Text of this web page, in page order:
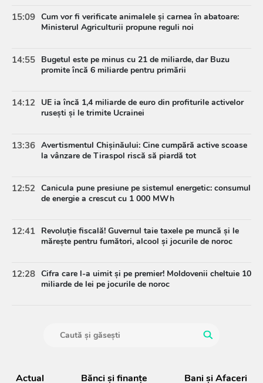
15:09 Cum vor fi verificate animalele și carnea în abatoare:
Ministerul Agriculturii propune reguli noi
14:55 Bugetul este pe minus cu 21 de miliarde, dar Buzu
promite încă 6 miliarde pentru primării
14:12 UE ia încă 1,4 miliarde de euro din profiturile activelor
rusești și le trimite Ucrainei
13:36 Avertismentul Chișinăului: Cine cumpără active scoase
la vânzare de Tiraspol riscă să piardă tot
12:52 Canicula pune presiune pe sistemul energetic: consumul
de energie a crescut cu 1 000 MWh
12:41 Revoluție fiscală! Guvernul taie taxele pe muncă și le
mărește pentru fumători, alcool și jocurile de noroc
12:28 Cifra care l-a uimit și pe premier! Moldovenii cheltuie 10
miliarde de lei pe jocurile de noroc
Actual Bănci şi finanţe Bani și Afaceri